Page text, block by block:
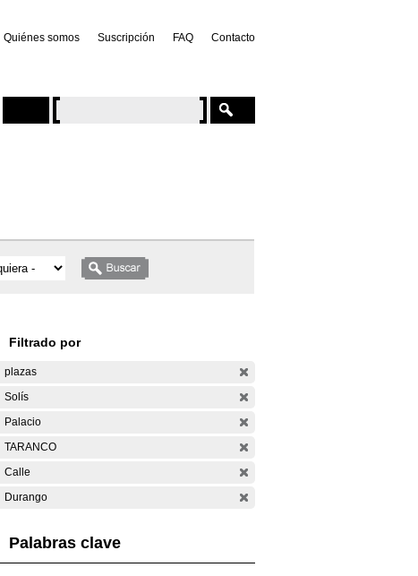
Quiénes somos Suscripción FAQ Contacto
Filtrado por
plazas
Solís
Palacio
TARANCO
Calle
Durango
Palabras clave